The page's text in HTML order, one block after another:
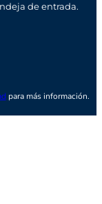
de entrada.
para más información.